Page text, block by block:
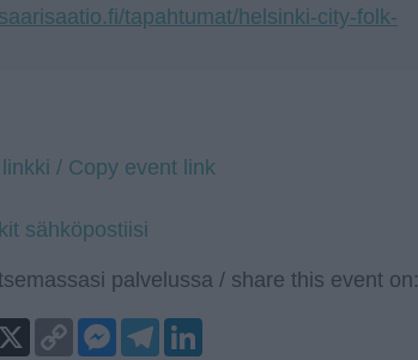
tapahtumat/helsinki-city-folk-
/ Copy event link
sähköpostiisi
palvelussa / share this event on:
X
Copy
Link
Messenger
Telegram